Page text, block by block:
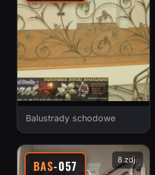
Balustrady schodowe
BAS-057 8 zdj.